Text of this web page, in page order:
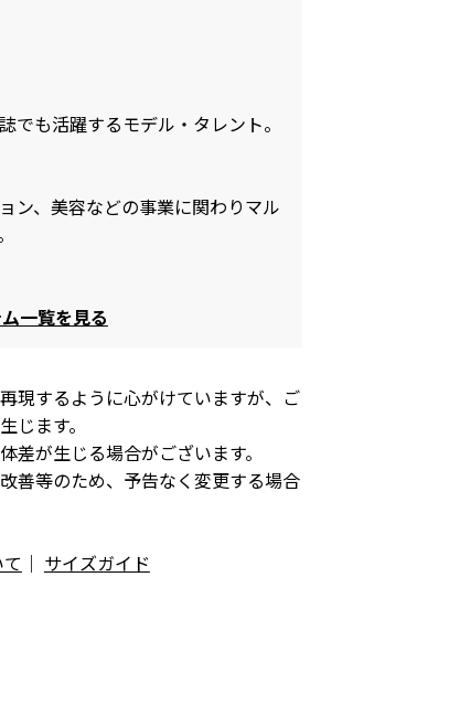
でも活躍するモデル・タレント。
ン、美容などの事業に関わりマル
一覧を見る
現するように心がけていますが、ご
じます。
差が生じる場合がございます。
善等のため、予告なく変更する場合
｜ サイズガイド